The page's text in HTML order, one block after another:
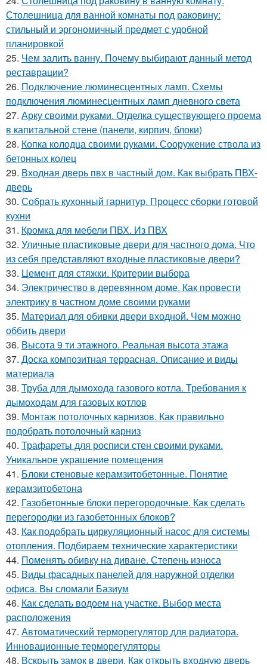
Столешница для ванной комнаты под раковину:
стильный и эргономичный предмет с удобной
планировкой
25. Чем залить ванну. Почему выбирают данный метод
реставрации?
26. Подключение люминесцентных ламп. Схемы
подключения люминесцентных ламп дневного света
27. Арку своими руками. Отделка существующего проема
в капитальной стене (панели, кирпич, блоки)
28. Копка колодца своими руками. Сооружение ствола из
бетонных колец
29. Входная дверь пвх в частный дом. Как выбрать ПВХ-
дверь
30. Собрать кухонный гарнитур. Процесс сборки готовой
кухни
31. Кромка для мебели ПВХ. Из ПВХ
32. Уличные пластиковые двери для частного дома. Что
из себя представляют входные пластиковые двери?
33. Цемент для стяжки. Критерии выбора
34. Электричество в деревянном доме. Как провести
электрику в частном доме своими руками
35. Материал для обивки двери входной. Чем можно
оббить двери
36. Высота 9 ти этажного. Реальная высота этажа
37. Доска композитная террасная. Описание и виды
материала
38. Труба для дымохода газового котла. Требования к
дымоходам для газовых котлов
39. Монтаж потолочных карнизов. Как правильно
подобрать потолочный карниз
40. Трафареты для росписи стен своими руками.
Уникальное украшение помещения
41. Блоки стеновые керамзитобетонные. Понятие
керамзитобетона
42. Газобетонные блоки перегородочные. Как сделать
перегородки из газобетонных блоков?
43. Как подобрать циркуляционный насос для системы
отопления. Подбираем технические характеристики
44. Поменять обивку на диване. Степень износа
45. Виды фасадных панелей для наружной отделки
офиса. Вы сломали Базиум
46. Как сделать водоем на участке. Выбор места
расположения
47. Автоматический терморегулятор для радиатора.
Инновационные терморегуляторы
48. Вскрыть замок в двери. Как открыть входную дверь